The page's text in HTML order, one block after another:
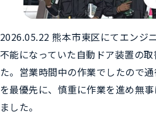
2026.05.22 熊本市東区にてエンジ
不能になっていた自動ドア装置の
た。営業時間中の作業でしたので
を最優先に、慎重に作業を進め無
ました。